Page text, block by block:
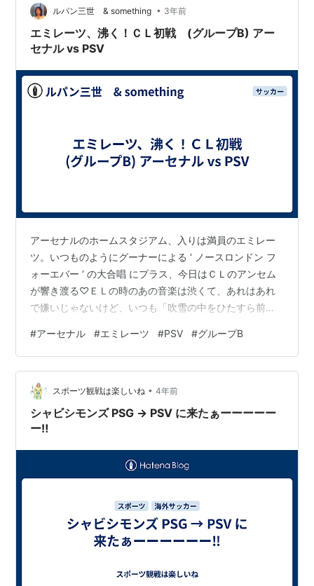
よりは、大幅な入れ替えは無かった印象。一方、PSVの
方は、バカヨコが後半で下がるまでは、彼は一定に脅威
であり続けて厄介だった。41分に、エン…
ルパン三世 & something • 3年前
エミレーツ、沸く！ＣＬ初戦 (グループB) アー
セナル vs PSV
アーセナルのホームスタジアム、入りは満員のエミレー
ツ。いつものようにグーナーによる ‘ ノースロンドン フ
ォーエバー ‘ の大合唱 にプラス、今日はＣＬのアンセム
が響き渡る♡ＥＬの時のあの音楽は渋くて、あれはあれ
で嫌いじゃないけど、いつも「吹雪の中をひたすら前へ
の音列がほぼ下り坂なところも、なんか固まる！ＣＬの
明るいファンファーレの上昇とは対照的だ！(トーンがあ
まりにも違うw) ＣＬは、英雄譚のような広がりを感じる
音楽だ。 今日、これが聞けて幸せ♡♡ さて、試合開始。
早くも８分、まずはサカのゴール、ヤター‼︎ ハプニング
ではないゴールが開始1…
#アーセナル #エミレーツ #PSV #グループB
スポーツ観戦は楽しいね • 4年前
シャビシモンズ PSG → PSV に来たぁーーーーー
ー‼